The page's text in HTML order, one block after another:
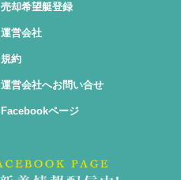
売却希望艇登録
運営会社
規約
運営会社へお問い合せ
Facebookページ